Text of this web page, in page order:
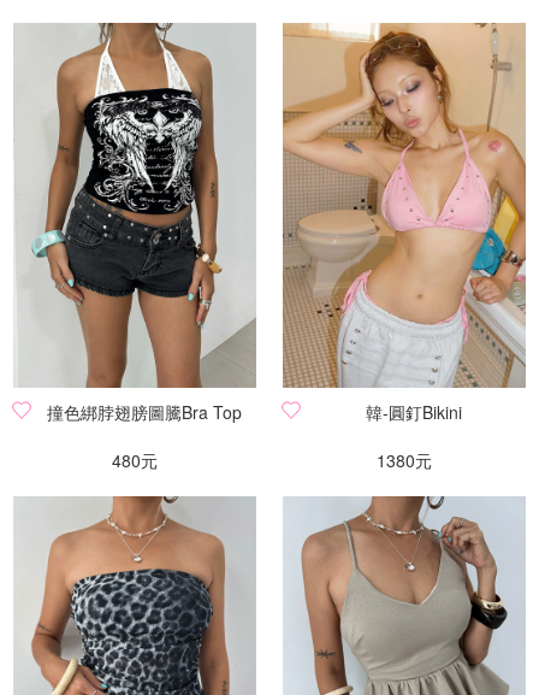
撞色綁脖翅膀圖騰Bra Top
480元
韓-圓釘Bikini
1380元